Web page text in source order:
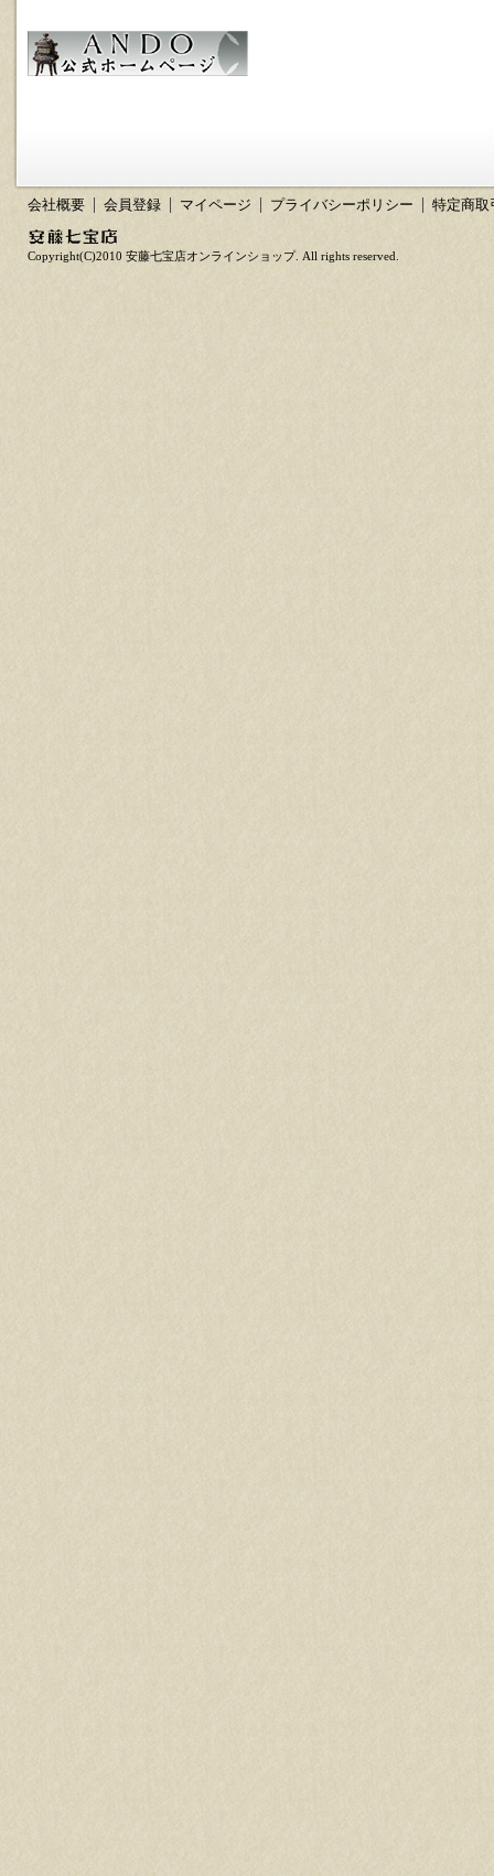
会社概要 会員登録 マイページ プライバシーポリシー 特定商取
Copyright(C)2010 安藤七宝店オンラインショップ. All rights reserved.